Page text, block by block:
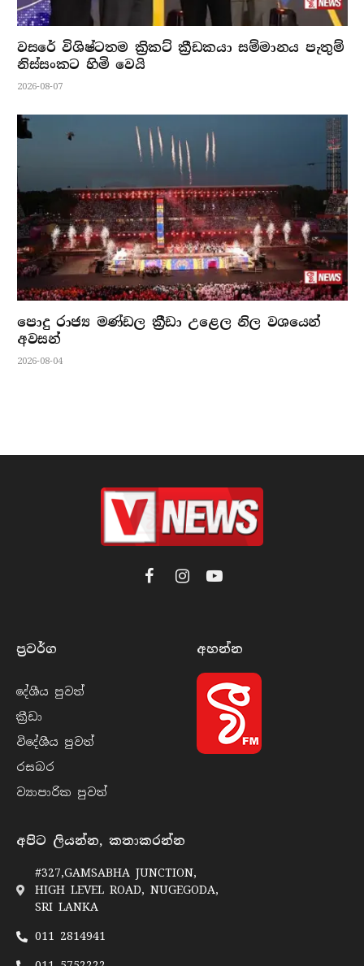
වසරේ විශිෂ්ටතම ක්‍රිකට් ක්‍රීඩකයා සම්මානය පැතුම්
නිස්සංකට හිමි වෙයි
2026-08-07
පොදු රාජ්‍ය මණ්ඩල ක්‍රීඩා උළෙල නිල වශයෙන්
අවසන්
2026-08-04
FacebookInstagramYouTube
ප්‍රවර්​ග
දේශීය පුව​ත්
ක්‍රී​ඩා
විදේශීය පුව​ත්
රසබ​ර
ව්‍යාපාරික පුව​ත්
අහන්​න
අපිට ලියන්න, කතාකරන්න
#327,GAMSABHA JUNCTION,
HIGH LEVEL ROAD, NUGEGODA,
SRI LANKA
011 2814941